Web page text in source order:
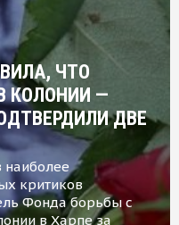
ЧТО
КОЛОНИИ —
ДВЕ
наиболее
критиков
Фонда борьбы с
в Харпе за